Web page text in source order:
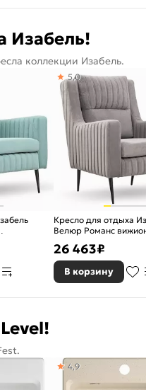
Изабель!
коллекции Изабель.
Кресло для отдыха
Велюр Романс
5,0
26 463₽
В корзину
4,9